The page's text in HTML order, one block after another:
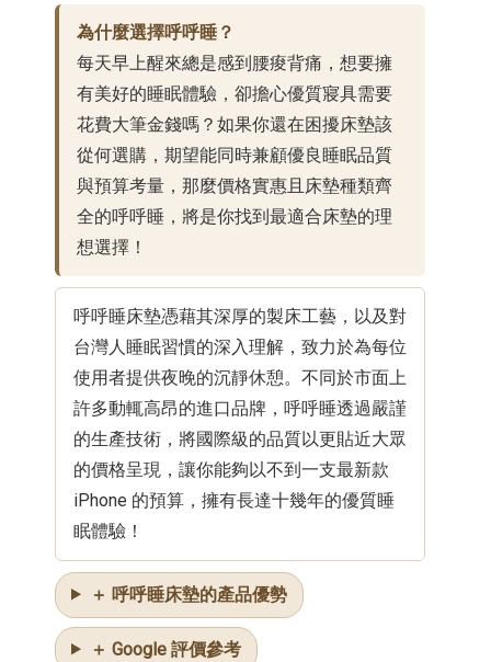
為什麼選擇呼呼睡？
每天早上醒來總是感到腰痠背痛，想要擁
有美好的睡眠體驗，卻擔心優質寢具需要
花費大筆金錢嗎？如果你還在困擾床墊該
從何選購，期望能同時兼顧優良睡眠品質
與預算考量，那麼價格實惠且床墊種類齊
全的呼呼睡，將是你找到最適合床墊的理
想選擇！
呼呼睡床墊憑藉其深厚的製床工藝，以及對
台灣人睡眠習慣的深入理解，致力於為每位
使用者提供夜晚的沉靜休憩。不同於市面上
許多動輒高昂的進口品牌，呼呼睡透過嚴謹
的生產技術，將國際級的品質以更貼近大眾
的價格呈現，讓你能夠以不到一支最新款
iPhone 的預算，擁有長達十幾年的優質睡
眠體驗！
＋ 呼呼睡床墊的產品優勢
＋ Google 評價參考